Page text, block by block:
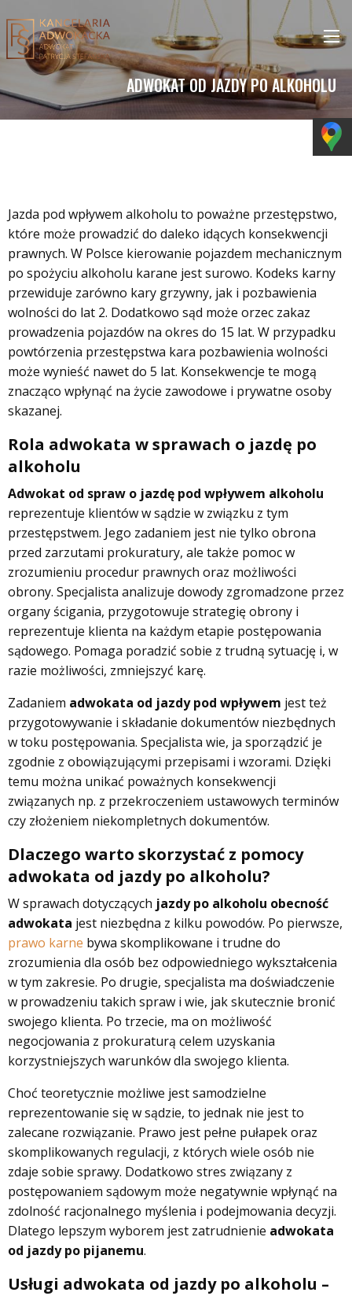
ADWOKAT OD JAZDY PO ALKOHOLU
Jazda pod wpływem alkoholu to poważne przestępstwo,
które może prowadzić do daleko idących konsekwencji
prawnych. W Polsce kierowanie pojazdem mechanicznym
po spożyciu alkoholu karane jest surowo. Kodeks karny
przewiduje zarówno kary grzywny, jak i pozbawienia
wolności do lat 2. Dodatkowo sąd może orzec zakaz
prowadzenia pojazdów na okres do 15 lat. W przypadku
powtórzenia przestępstwa kara pozbawienia wolności
może wynieść nawet do 5 lat. Konsekwencje te mogą
znacząco wpłynąć na życie zawodowe i prywatne osoby
skazanej.
Rola adwokata w sprawach o jazdę po
alkoholu
Adwokat od spraw o jazdę pod wpływem alkoholu
reprezentuje klientów w sądzie w związku z tym
przestępstwem. Jego zadaniem jest nie tylko obrona
przed zarzutami prokuratury, ale także pomoc w
zrozumieniu procedur prawnych oraz możliwości
obrony. Specjalista analizuje dowody zgromadzone przez
organy ścigania, przygotowuje strategię obrony i
reprezentuje klienta na każdym etapie postępowania
sądowego. Pomaga poradzić sobie z trudną sytuację i, w
razie możliwości, zmniejszyć karę.
Zadaniem adwokata od jazdy pod wpływem jest też
przygotowywanie i składanie dokumentów niezbędnych
w toku postępowania. Specjalista wie, ja sporządzić je
zgodnie z obowiązującymi przepisami i wzorami. Dzięki
temu można unikać poważnych konsekwencji
związanych np. z przekroczeniem ustawowych terminów
czy złożeniem niekompletnych dokumentów.
Dlaczego warto skorzystać z pomocy
adwokata od jazdy po alkoholu?
W sprawach dotyczących jazdy po alkoholu obecność
adwokata jest niezbędna z kilku powodów. Po pierwsze,
prawo karne bywa skomplikowane i trudne do
zrozumienia dla osób bez odpowiedniego wykształcenia
w tym zakresie. Po drugie, specjalista ma doświadczenie
w prowadzeniu takich spraw i wie, jak skutecznie bronić
swojego klienta. Po trzecie, ma on możliwość
negocjowania z prokuraturą celem uzyskania
korzystniejszych warunków dla swojego klienta.
Choć teoretycznie możliwe jest samodzielne
reprezentowanie się w sądzie, to jednak nie jest to
zalecane rozwiązanie. Prawo jest pełne pułapek oraz
skomplikowanych regulacji, z których wiele osób nie
zdaje sobie sprawy. Dodatkowo stres związany z
postępowaniem sądowym może negatywnie wpłynąć na
zdolność racjonalnego myślenia i podejmowania decyzji.
Dlatego lepszym wyborem jest zatrudnienie adwokata
od jazdy po pijanemu.
Usługi adwokata od jazdy po alkoholu –